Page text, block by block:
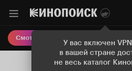
У вас включен
в вашей стране
не весь каталог
Смотреть кино Онлайн-